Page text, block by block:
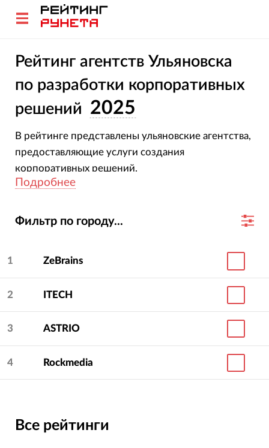
Рейтинг агентств Ульяновска
по разработки корпоративных
решений 2025
В рейтинге представлены ульяновские агентства,
предоставляющие услуги создания
корпоративных решений.
число клиентов и средний срок работы с ними.
Как пользоваться рейтингом для выбора
подрядчика?
Рекомендуем подбирать агентство по опыту
работы с нужной отраслью и бизнесом вашего
размера.
На странице агентства есть его описание,
Подробнее
Фильтр по городу...
1 ZeBrains
2 ITECH
3 ASTRIO
4 Rockmedia
Все рейтинги